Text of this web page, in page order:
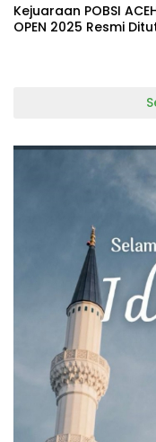
Kejuaraan POBSI
OPEN 2025 Resmi